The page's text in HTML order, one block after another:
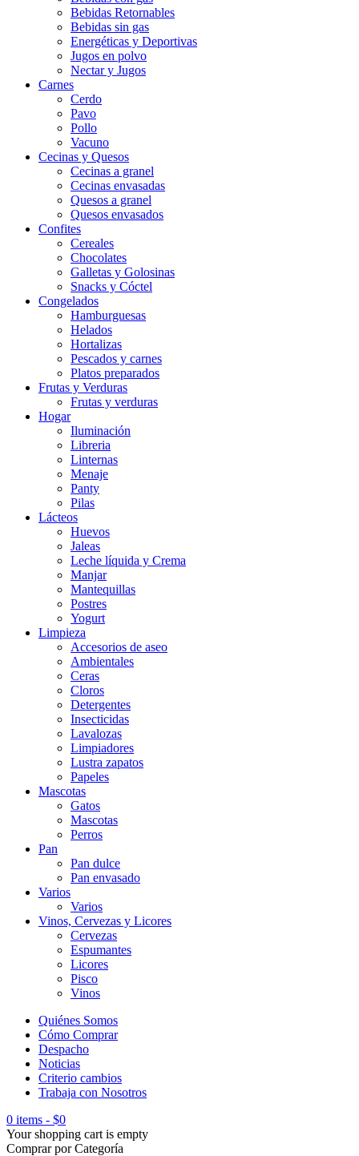
Bebidas Retornables
Bebidas sin gas
Energéticas y Deportivas
Jugos en polvo
Nectar y Jugos
Carnes
Cerdo
Pavo
Pollo
Vacuno
Cecinas y Quesos
Cecinas a granel
Cecinas envasadas
Quesos a granel
Quesos envasados
Confites
Cereales
Chocolates
Galletas y Golosinas
Snacks y Cóctel
Congelados
Hamburguesas
Helados
Hortalizas
Pescados y carnes
Platos preparados
Frutas y Verduras
Frutas y verduras
Hogar
Iluminación
Libreria
Linternas
Menaje
Panty
Pilas
Lácteos
Huevos
Jaleas
Leche líquida y Crema
Manjar
Mantequillas
Postres
Yogurt
Limpieza
Accesorios de aseo
Ambientales
Ceras
Cloros
Detergentes
Insecticidas
Lavalozas
Limpiadores
Lustra zapatos
Papeles
Mascotas
Gatos
Mascotas
Perros
Pan
Pan dulce
Pan envasado
Varios
Varios
Vinos, Cervezas y Licores
Cervezas
Espumantes
Licores
Pisco
Vinos
Quiénes Somos
Cómo Comprar
Despacho
Noticias
Criterio cambios
Trabaja con Nosotros
0 items - $0
Your shopping cart is empty
Comprar por Categoría